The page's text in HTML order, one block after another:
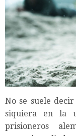
No se suele
siquiera en la
prisioneros